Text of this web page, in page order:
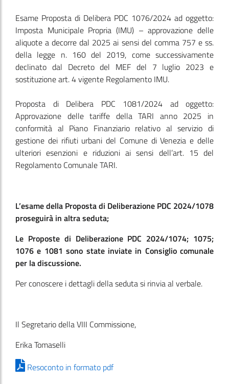
Esame Proposta di Delibera PDC 1076/2024 ad oggetto:
Imposta Municipale Propria (IMU) – approvazione delle
aliquote a decorre dal 2025 ai sensi del comma 757 e ss.
della legge n. 160 del 2019, come successivamente
declinato dal Decreto del MEF del 7 luglio 2023 e
sostituzione art. 4 vigente Regolamento IMU.
Proposta di Delibera PDC 1081/2024 ad oggetto:
Approvazione delle tariffe della TARI anno 2025 in
conformità al Piano Finanziario relativo al servizio di
gestione dei rifiuti urbani del Comune di Venezia e delle
ulteriori esenzioni e riduzioni ai sensi dell’art. 15 del
Regolamento Comunale TARI.
L’esame della Proposta di Deliberazione PDC 2024/1078
proseguirà in altra seduta;
Le Proposte di Deliberazione PDC 2024/1074; 1075;
1076 e 1081 sono state inviate in Consiglio comunale
per la discussione.
Per conoscere i dettagli della seduta si rinvia al verbale.
Il Segretario della VIII Commissione,
Erika Tomaselli
Resoconto in formato pdf